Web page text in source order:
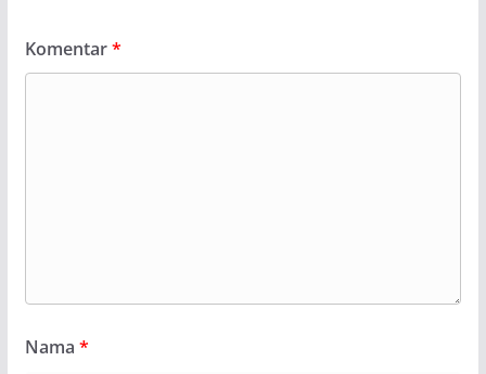
Komentar*
Nama *